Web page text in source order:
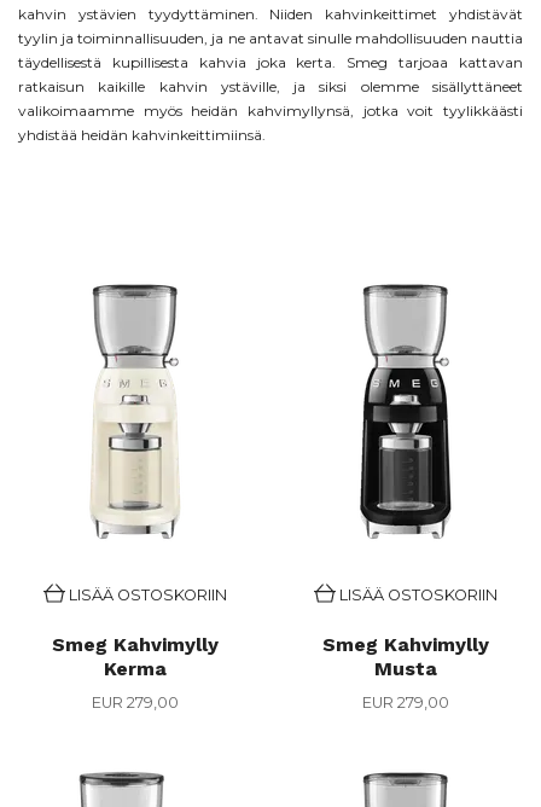
kahvin ystävien tyydyttäminen. Niiden kahvinkeittimet yhdistävät
tyylin ja toiminnallisuuden, ja ne antavat sinulle mahdollisuuden nauttia
täydellisestä kupillisesta kahvia joka kerta. Smeg tarjoaa kattavan
ratkaisun kaikille kahvin ystäville, ja siksi olemme sisällyttäneet
valikoimaamme myös heidän kahvimyllynsä, jotka voit tyylikkäästi
yhdistää heidän kahvinkeittimiinsä.
LISÄÄ OSTOSKORIIN
Smeg Kahvimylly
Kerma
EUR 279,00
LISÄÄ OSTOSKORIIN
Smeg Kahvimylly
Musta
EUR 279,00